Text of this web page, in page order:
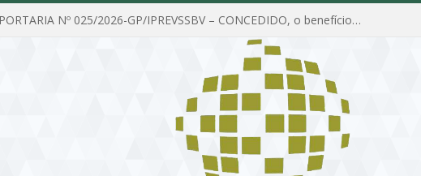
PORTARIA Nº 025/2026-GP/IPREVSSBV – CONCEDIDO, o benefício de PENSÃO a MARIA ESTELA DOS SANTOS SOUZA